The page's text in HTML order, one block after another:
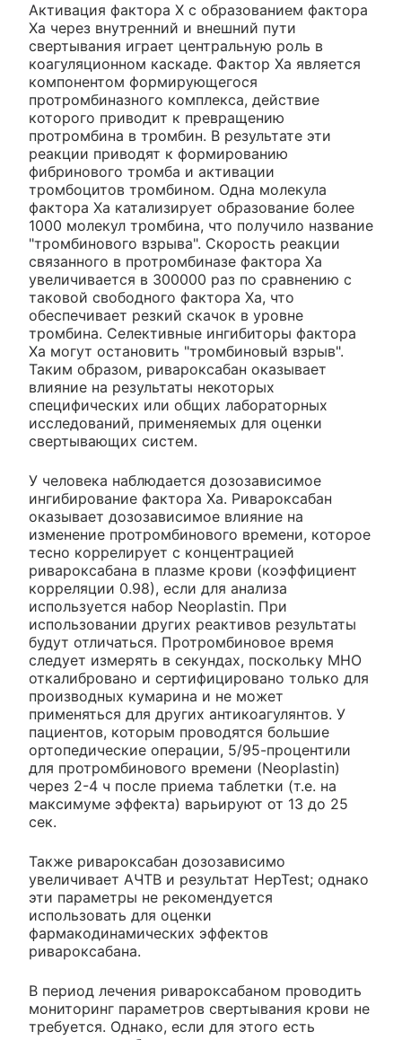
Активация фактора X с образованием фактора
Ха через внутренний и внешний пути
свертывания играет центральную роль в
коагуляционном каскаде. Фактор Ха является
компонентом формирующегося
протромбиназного комплекса, действие
которого приводит к превращению
протромбина в тромбин. В результате эти
реакции приводят к формированию
фибринового тромба и активации
тромбоцитов тромбином. Одна молекула
фактора Ха катализирует образование более
1000 молекул тромбина, что получило название
"тромбинового взрыва". Скорость реакции
связанного в протромбиназе фактора Ха
увеличивается в 300000 раз по сравнению с
таковой свободного фактора Ха, что
обеспечивает резкий скачок в уровне
тромбина. Селективные ингибиторы фактора
Ха могут остановить "тромбиновый взрыв".
Таким образом, ривароксабан оказывает
влияние на результаты некоторых
специфических или общих лабораторных
исследований, применяемых для оценки
свертывающих систем.
У человека наблюдается дозозависимое
ингибирование фактора Ха. Ривароксабан
оказывает дозозависимое влияние на
изменение протромбинового времени, которое
тесно коррелирует с концентрацией
ривароксабана в плазме крови (коэффициент
корреляции 0.98), если для анализа
используется набор Neoplastin. При
использовании других реактивов результаты
будут отличаться. Протромбиновое время
следует измерять в секундах, поскольку MHO
откалибровано и сертифицировано только для
производных кумарина и не может
применяться для других антикоагулянтов. У
пациентов, которым проводятся большие
ортопедические операции, 5/95-процентили
для протромбинового времени (Neoplastin)
через 2-4 ч после приема таблетки (т.е. на
максимуме эффекта) варьируют от 13 до 25
сек.
Также ривароксабан дозозависимо
увеличивает АЧТВ и результат HepTest; однако
эти параметры не рекомендуется
использовать для оценки
фармакодинамических эффектов
ривароксабана.
В период лечения ривароксабаном проводить
мониторинг параметров свертывания крови не
требуется. Однако, если для этого есть